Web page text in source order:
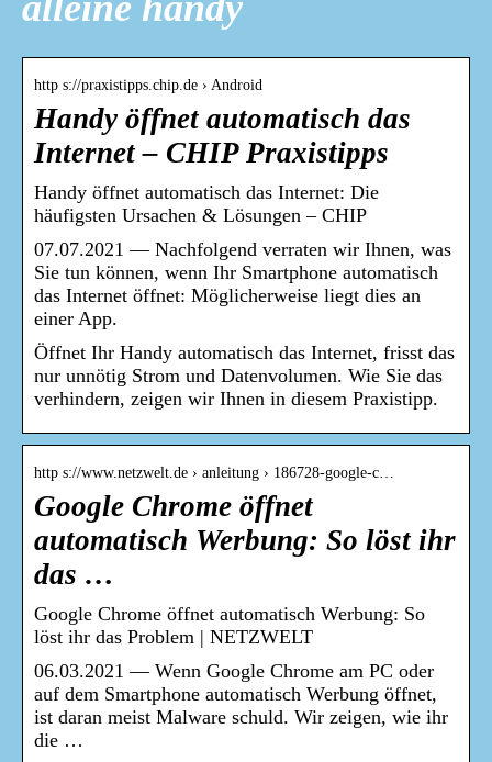
http s://praxistipps.chip.de › Android
Handy öffnet automatisch das
Internet – CHIP Praxistipps
Handy öffnet automatisch das Internet: Die
häufigsten Ursachen & Lösungen – CHIP
07.07.2021 — Nachfolgend verraten wir Ihnen, was
Sie tun können, wenn Ihr Smartphone automatisch
das Internet öffnet: Möglicherweise liegt dies an
einer App.
Öffnet Ihr Handy automatisch das Internet, frisst das
nur unnötig Strom und Datenvolumen. Wie Sie das
verhindern, zeigen wir Ihnen in diesem Praxistipp.
http s://www.netzwelt.de › anleitung › 186728-google-c…
Google Chrome öffnet
automatisch Werbung: So löst ihr
das …
Google Chrome öffnet automatisch Werbung: So
löst ihr das Problem | NETZWELT
06.03.2021 — Wenn Google Chrome am PC oder
auf dem Smartphone automatisch Werbung öffnet,
ist daran meist Malware schuld. Wir zeigen, wie ihr
die …